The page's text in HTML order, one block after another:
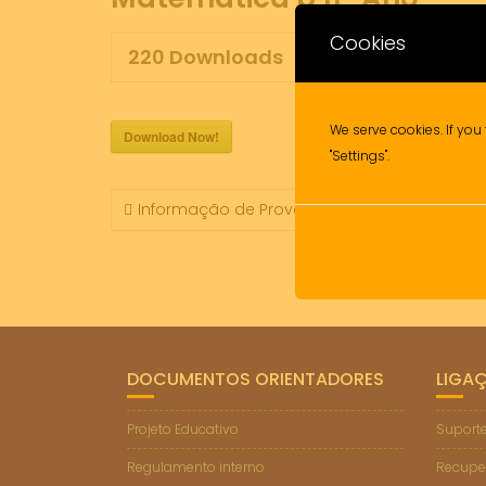
220 Downloads
Download Now!
NAVEGAÇÃO
DE Informação de Prova (ModA) – Matemática
DOCUMENTOS ORIENTADORES
Projeto Educativo
Regulamento interno
Cookies
We serve cookies. If
"Settings".